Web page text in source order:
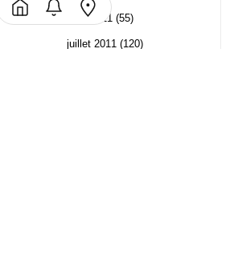
août 2011 (55)
juillet 2011 (120)